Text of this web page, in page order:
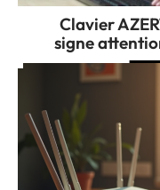
Clavier
signe